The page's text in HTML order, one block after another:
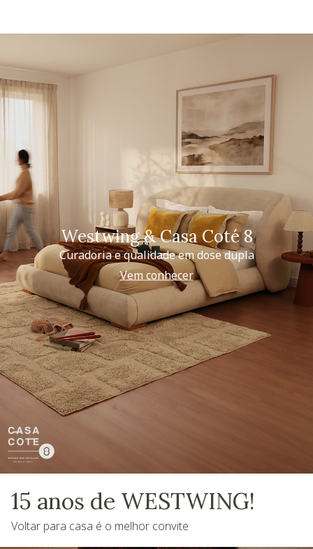
Westwing & Casa Coté 8
Curadoria e qualidade em dose dupla
Vem conhecer
15 anos de WESTWING!
Voltar para casa é o melhor convite